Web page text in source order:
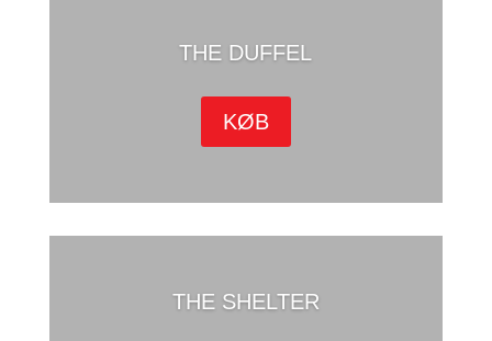
THE DUFFEL
KØB
THE SHELTER